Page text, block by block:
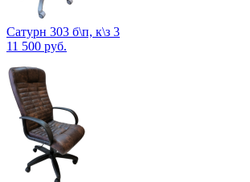
Сатурн 303 б\п, к\з 3
11 500 руб.